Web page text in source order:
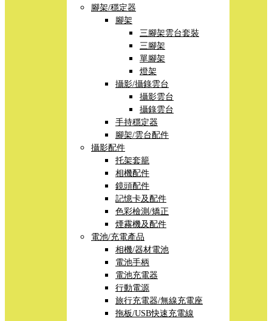
腳架/穩定器
腳架
三腳架雲台套裝
三腳架
單腳架
燈架
攝影/攝錄雲台
攝影雲台
攝錄雲台
手持穩定器
腳架/雲台配件
攝影配件
托架套籠
相機配件
鏡頭配件
記憶卡及配件
色彩檢測/矯正
煙霧機及配件
電池/充電產品
相機/器材電池
電池手柄
電池充電器
行動電源
旅行充電器/無線充電座
拖板/USB快速充電線